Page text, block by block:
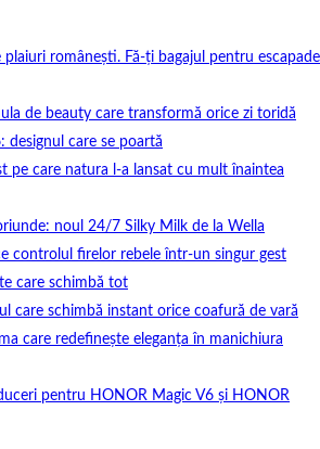
plaiuri românești. Fă-ți bagajul pentru escapade
de beauty care transformă orice zi toridă
designul care se poartă
pe care natura l-a lansat cu mult înaintea
noul 24/7 Silky Milk de la Wella
controlul firelor rebele într-un singur gest
care schimbă tot
care schimbă instant orice coafură de vară
care redefinește eleganța în manichiura
pentru HONOR Magic V6 și HONOR